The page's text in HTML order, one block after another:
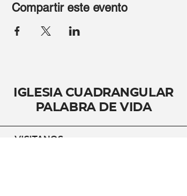
Compartir este evento
Iglesia Cuadrangular
Palabra de Vida
VISITANOS: